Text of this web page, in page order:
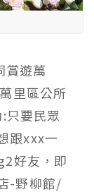
賞遊萬
里區公所
只要民眾
跟xxx一
好友，即
-野柳館/